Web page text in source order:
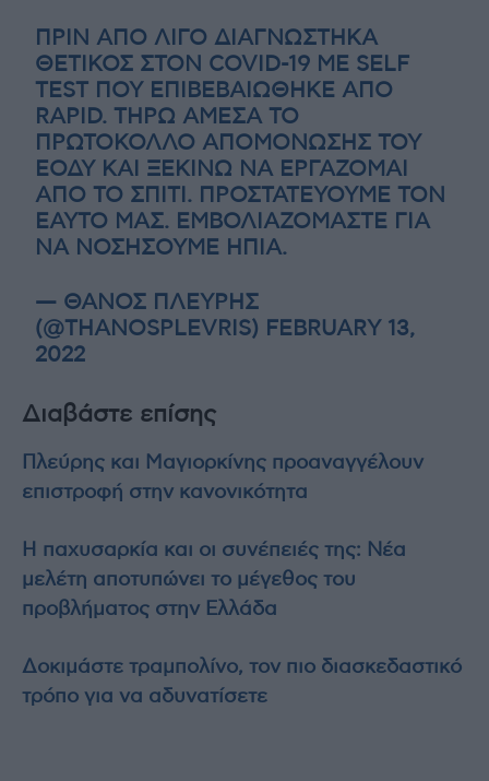
ΠΡΙΝ ΑΠΌ ΛΊΓΟ ΔΙΑΓΝΏΣΤΗΚΑ
ΘΕΤΙΚΌΣ ΣΤΟΝ COVID-19 ΜΕ SELF
TEST ΠΟΥ ΕΠΙΒΕΒΑΙΏΘΗΚΕ ΑΠΌ
RAPID. ΤΗΡΏ ΆΜΕΣΑ ΤΟ
ΠΡΩΤΌΚΟΛΛΟ ΑΠΟΜΌΝΩΣΗΣ ΤΟΥ
ΕΟΔΥ ΚΑΙ ΞΕΚΙΝΏ ΝΑ ΕΡΓΆΖΟΜΑΙ
ΑΠΌ ΤΟ ΣΠΊΤΙ. ΠΡΟΣΤΑΤΕΎΟΥΜΕ ΤΟΝ
ΕΑΥΤΌ ΜΑΣ. ΕΜΒΟΛΙΑΖΌΜΑΣΤΕ ΓΙΑ
ΝΑ ΝΟΣΉΣΟΥΜΕ ΉΠΙΑ.
— ΘΆΝΟΣ ΠΛΕΎΡΗΣ
(@THANOSPLEVRIS) FEBRUARY 13,
2022
Διαβάστε επίσης
Πλεύρης και Μαγιορκίνης προαναγγέλουν
επιστροφή στην κανονικότητα
Η παχυσαρκία και οι συνέπειές της: Nέα
μελέτη αποτυπώνει το μέγεθος του
προβλήματος στην Ελλάδα
Δοκιμάστε τραμπολίνο, τον πιο διασκεδαστικό
τρόπο για να αδυνατίσετε